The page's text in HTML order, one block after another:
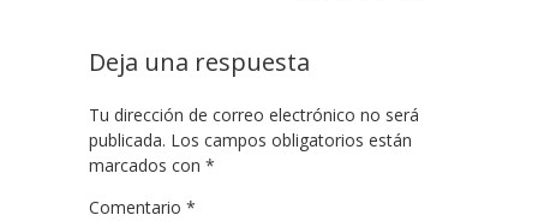
Deja una respuesta
Tu dirección de correo electrónico no será
publicada. Los campos obligatorios están
marcados con *
Comentario *